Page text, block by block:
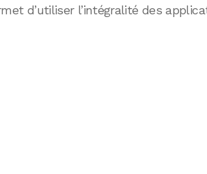
d’utiliser l’intégralité des